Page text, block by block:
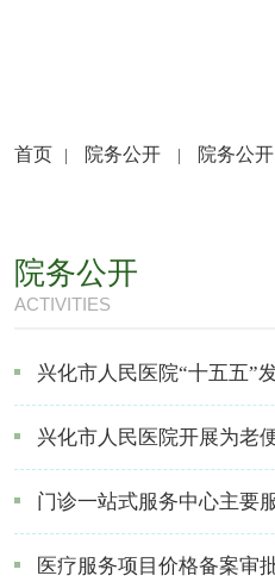
医院动态 党建文化 就
首页 院务公开 院务公开
院务公开
ACTIVITIES
兴化市人民医院“十五五”
兴化市人民医院开展为老
门诊一站式服务中心主要
医疗服务项目价格备案审